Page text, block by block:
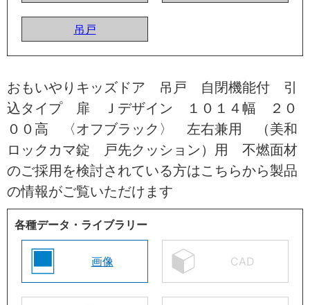
吊戸
おもいやりキッズドア 吊戸 自閉機能付 引
込タイプ 扉 Ｊデザイン １０１４幅 ２０
００高 〈オフブラック〉 左右兼用 （美和
ロックカマ錠 戸先クッション）用 不燃面材
のご採用を検討されている方はこちらから製品
の情報がご覧いただけます
各種データ・ライブラリー
画像 CAD